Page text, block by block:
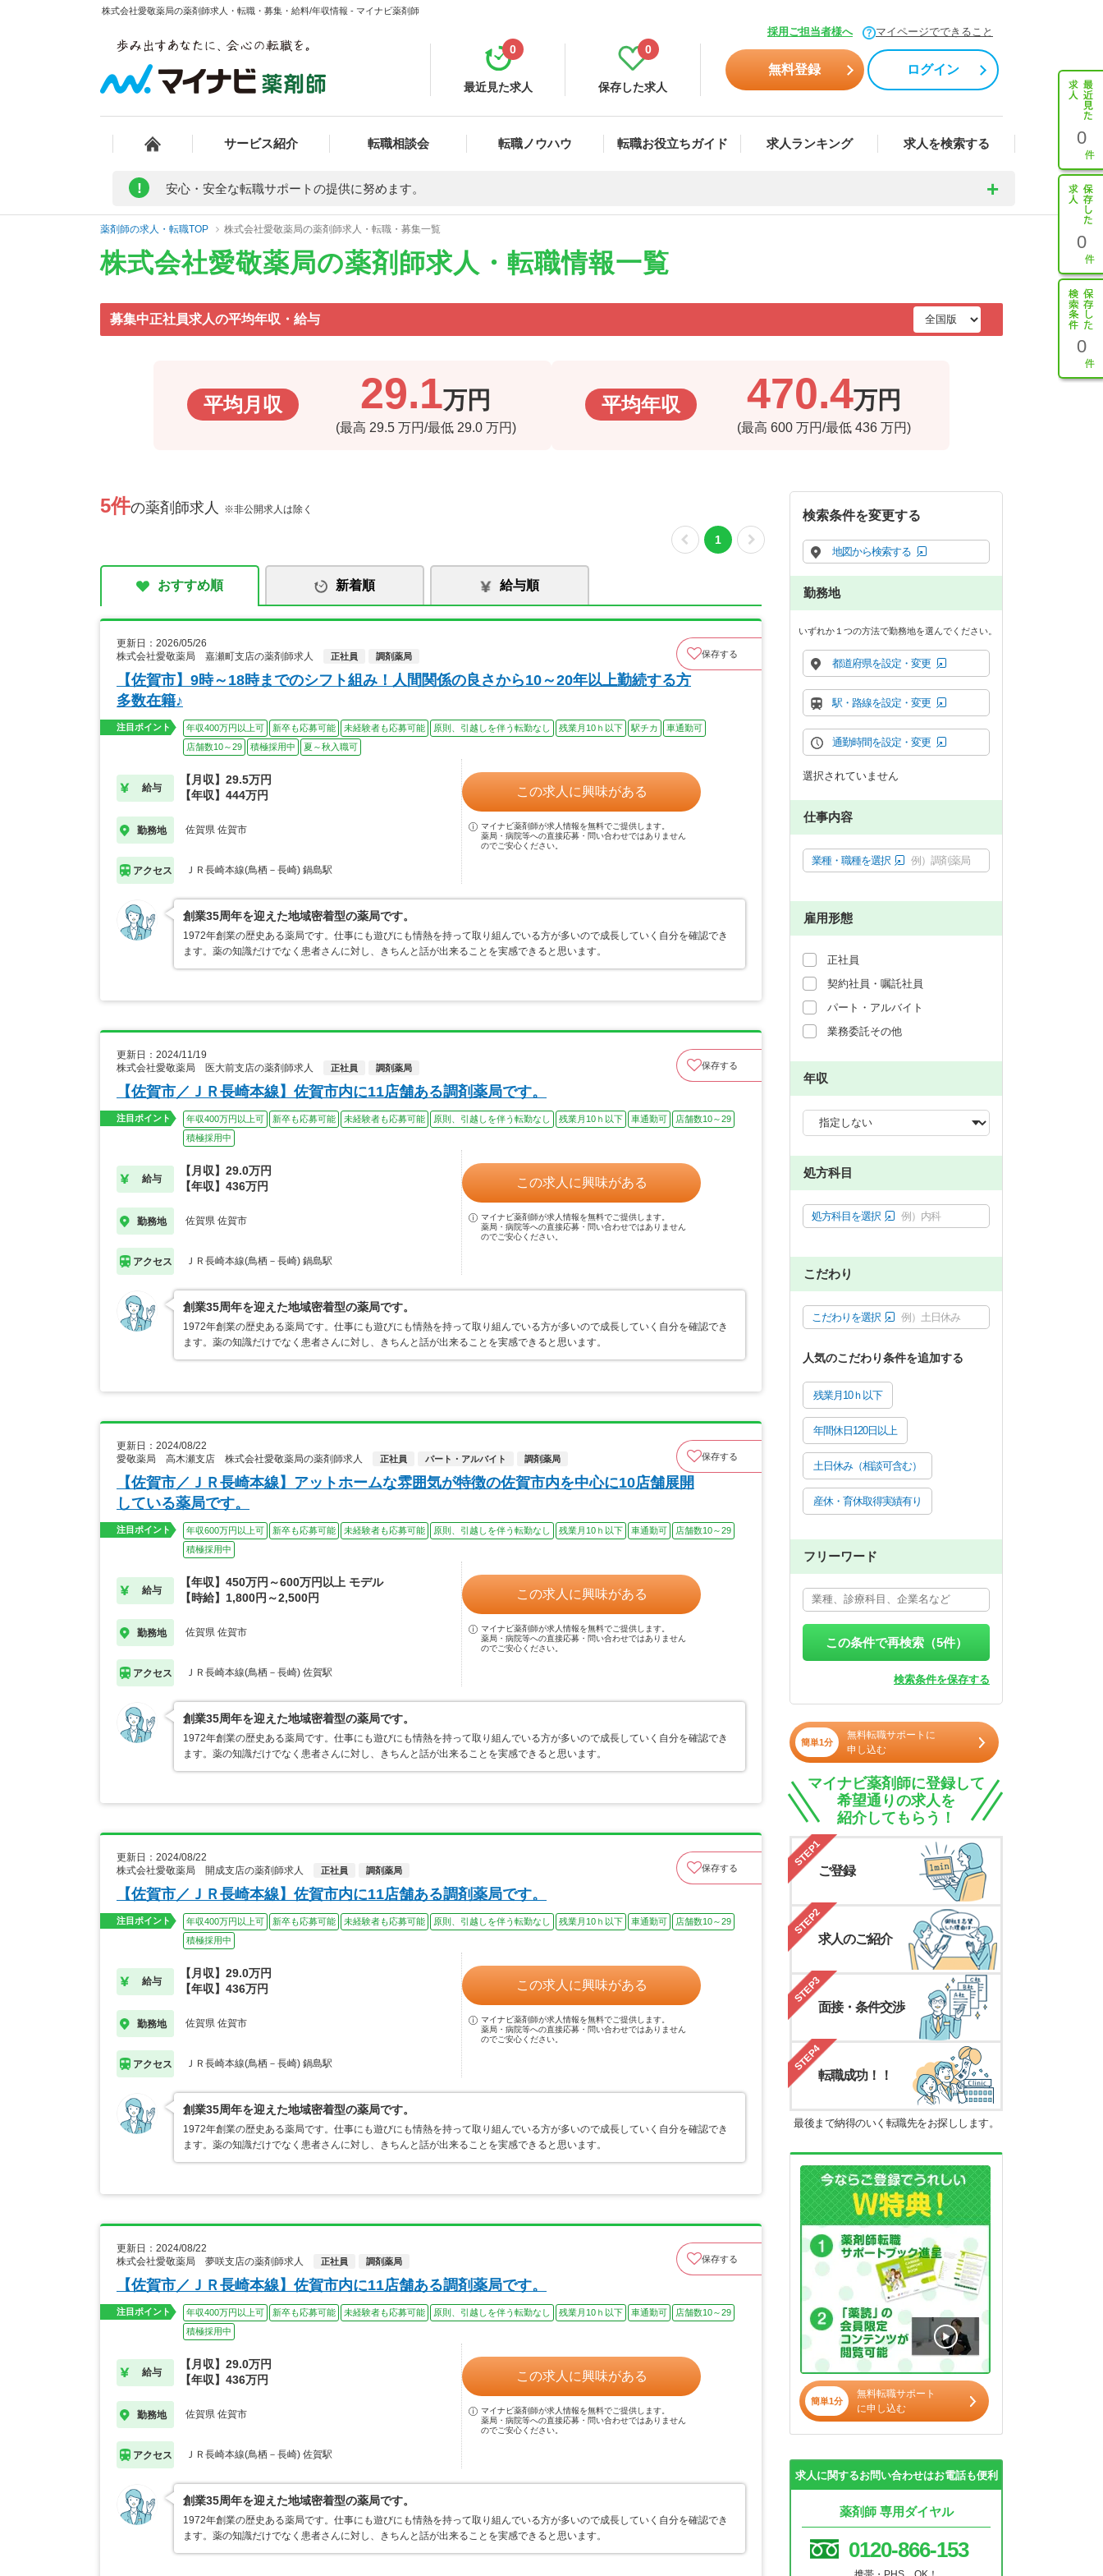
株式会社愛敬薬局の薬剤師求人・転職・募集・給料/年収情報 - マイナビ薬剤師
採用ご担当者様へ マイページでできること
最近見た求人
0
保存した求人
0
無料登録 ログイン
サービス紹介 転職相談会 転職ノウハウ 転職お役立ちガイド 求人ランキング 求人を検索する 0
0
0
! 安心・安全な転職サポートの提供に努めます。
薬剤師の求人・転職TOP 株式会社愛敬薬局の薬剤師求人・転職・募集一覧
株式会社愛敬薬局の薬剤師求人・転職情報一覧
募集中正社員求人の平均年収・給与
平均月収 29.1万円
(最高 29.5 万円/最低 29.0 万円)
平均年収 470.4万円
(最高 600 万円/最低 436 万円)
5件の薬剤師求人 ※非公開求人は除く
1
おすすめ順 新着順 給与順
更新日：2026/05/26
株式会社愛敬薬局 嘉瀬町支店の薬剤師求人
正社員 調剤薬局 保存する
【佐賀市】9時～18時までのシフト組み！人間関係の良さから10～20年以上勤続する方
多数在籍♪
注目ポイント 年収400万円以上可 新卒も応募可能 未経験者も応募可能 原則、引越しを伴う転勤なし 残業月10ｈ以下 駅チカ
車通勤可
店舗数10～29
積極採用中 夏～秋入職可
給与
【月収】29.5万円
【年収】444万円
勤務地 佐賀県 佐賀市
アクセス ＪＲ長崎本線(鳥栖－長崎) 鍋島駅
この求人に興味がある
マイナビ薬剤師が求人情報を無料でご提供します。
薬局・病院等への直接応募・問い合わせではありません
のでご安心ください。
創業35周年を迎えた地域密着型の薬局です。
1972年創業の歴史ある薬局です。仕事にも遊びにも情熱を持って取り組んでいる方が多いので成長していく自分を確認でき
ます。薬の知識だけでなく患者さんに対し、きちんと話が出来ることを実感できると思います。
更新日：2024/11/19
株式会社愛敬薬局 医大前支店の薬剤師求人
正社員 調剤薬局 保存する
【佐賀市／ＪＲ長崎本線】佐賀市内に11店舗ある調剤薬局です。
注目ポイント 年収400万円以上可 新卒も応募可能 未経験者も応募可能 原則、引越しを伴う転勤なし 残業月10ｈ以下 車通勤可
店舗数10～29
積極採用中
給与
【月収】29.0万円
【年収】436万円
勤務地 佐賀県 佐賀市
アクセス ＪＲ長崎本線(鳥栖－長崎) 鍋島駅
この求人に興味がある
マイナビ薬剤師が求人情報を無料でご提供します。
薬局・病院等への直接応募・問い合わせではありません
のでご安心ください。
創業35周年を迎えた地域密着型の薬局です。
1972年創業の歴史ある薬局です。仕事にも遊びにも情熱を持って取り組んでいる方が多いので成長していく自分を確認でき
ます。薬の知識だけでなく患者さんに対し、きちんと話が出来ることを実感できると思います。
更新日：2024/08/22
愛敬薬局 高木瀬支店 株式会社愛敬薬局の薬剤師求人
正社員 パート・アルバイト 調剤薬局 保存する
【佐賀市／ＪＲ長崎本線】アットホームな雰囲気が特徴の佐賀市内を中心に10店舗展開
している薬局です。
注目ポイント 年収600万円以上可 新卒も応募可能 未経験者も応募可能 原則、引越しを伴う転勤なし 残業月10ｈ以下 車通勤可
店舗数10～29
積極採用中
給与
【年収】450万円～600万円以上 モデル
【時給】1,800円～2,500円
勤務地 佐賀県 佐賀市
アクセス ＪＲ長崎本線(鳥栖－長崎) 佐賀駅
この求人に興味がある
マイナビ薬剤師が求人情報を無料でご提供します。
薬局・病院等への直接応募・問い合わせではありません
のでご安心ください。
創業35周年を迎えた地域密着型の薬局です。
1972年創業の歴史ある薬局です。仕事にも遊びにも情熱を持って取り組んでいる方が多いので成長していく自分を確認でき
ます。薬の知識だけでなく患者さんに対し、きちんと話が出来ることを実感できると思います。
更新日：2024/08/22
株式会社愛敬薬局 開成支店の薬剤師求人
正社員 調剤薬局 保存する
【佐賀市／ＪＲ長崎本線】佐賀市内に11店舗ある調剤薬局です。
注目ポイント 年収400万円以上可 新卒も応募可能 未経験者も応募可能 原則、引越しを伴う転勤なし 残業月10ｈ以下 車通勤可
店舗数10～29
積極採用中
給与
【月収】29.0万円
【年収】436万円
勤務地 佐賀県 佐賀市
アクセス ＪＲ長崎本線(鳥栖－長崎) 鍋島駅
この求人に興味がある
マイナビ薬剤師が求人情報を無料でご提供します。
薬局・病院等への直接応募・問い合わせではありません
のでご安心ください。
創業35周年を迎えた地域密着型の薬局です。
1972年創業の歴史ある薬局です。仕事にも遊びにも情熱を持って取り組んでいる方が多いので成長していく自分を確認でき
ます。薬の知識だけでなく患者さんに対し、きちんと話が出来ることを実感できると思います。
更新日：2024/08/22
株式会社愛敬薬局 夢咲支店の薬剤師求人
正社員 調剤薬局 保存する
【佐賀市／ＪＲ長崎本線】佐賀市内に11店舗ある調剤薬局です。
注目ポイント 年収400万円以上可 新卒も応募可能 未経験者も応募可能 原則、引越しを伴う転勤なし 残業月10ｈ以下 車通勤可
店舗数10～29
積極採用中
給与
【月収】29.0万円
【年収】436万円
勤務地 佐賀県 佐賀市
アクセス ＪＲ長崎本線(鳥栖－長崎) 佐賀駅
この求人に興味がある
マイナビ薬剤師が求人情報を無料でご提供します。
薬局・病院等への直接応募・問い合わせではありません
のでご安心ください。
創業35周年を迎えた地域密着型の薬局です。
1972年創業の歴史ある薬局です。仕事にも遊びにも情熱を持って取り組んでいる方が多いので成長していく自分を確認でき
ます。薬の知識だけでなく患者さんに対し、きちんと話が出来ることを実感できると思います。
検索条件を変更する
地図から検索する
勤務地
いずれか１つの方法で勤務地を選んでください。
都道府県を設定・変更
駅・路線を設定・変更
通勤時間を設定・変更
選択されていません
仕事内容
業種・職種を選択 例）調剤薬局
雇用形態
正社員
契約社員・嘱託社員
パート・アルバイト
業務委託その他
年収
処方科目
処方科目を選択 例）内科
こだわり
こだわりを選択 例）土日休み
人気のこだわり条件を追加する
残業月10ｈ以下
年間休日120日以上
土日休み（相談可含む）
産休・育休取得実績有り
フリーワード
この条件で再検索（5件）
検索条件を保存する
簡単1分
無料転職サポートに
申し込む
マイナビ薬剤師に登録して
希望通りの求人を
紹介してもらう！
STEP1
ご登録
STEP2
求人のご紹介
STEP3
面接・条件交渉
STEP4
転職成功！！
最後まで納得のいく転職先をお探しします。
簡単1分
無料転職サポート
に申し込む
求人に関するお問い合わせはお電話も便利
薬剤師 専用ダイヤル
0120-866-153